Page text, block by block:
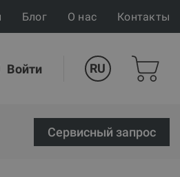
Блог О нас Контакты
Войти RU
Cервисный запрос